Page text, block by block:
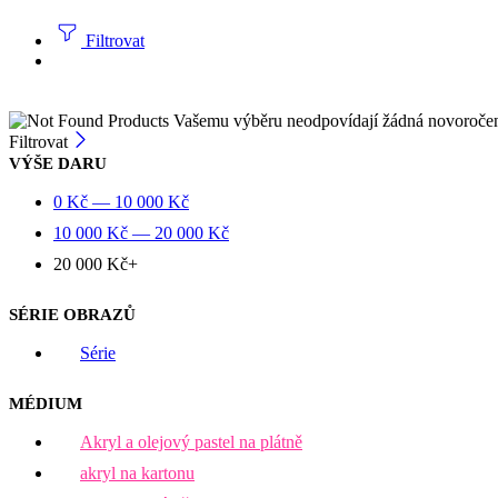
Filtrovat
Vašemu výběru neodpovídají žádná
Filtrovat
VÝŠE DARU
0 Kč — 10 000 Kč
10 000 Kč — 20 000 Kč
20 000 Kč+
SÉRIE OBRAZŮ
Série
MÉDIUM
Akryl a olejový pastel na plátně
akryl na kartonu